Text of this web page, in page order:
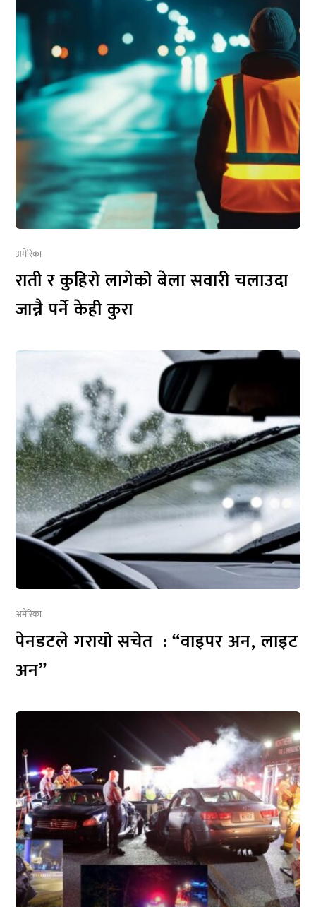
अमेरिका
राती र कुहिरो लागेको बेला सवारी चलाउदा
जान्नै पर्ने केही कुरा
अमेरिका
पेनडटले गरायो सचेत : “वाइपर अन, लाइट
अन”